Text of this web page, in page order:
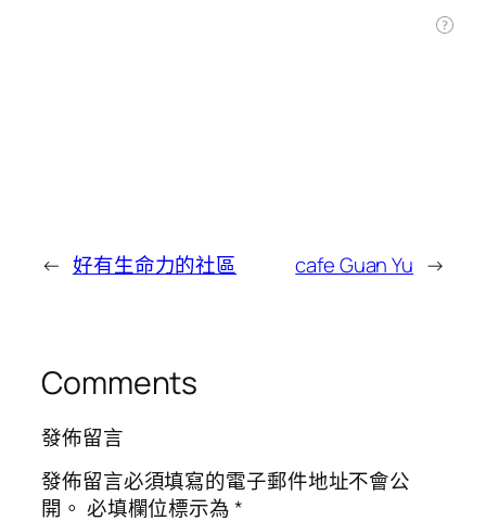
← 好有生命力的社區 cafe Guan Yu →
Comments
發佈留言
發佈留言必須填寫的電子郵件地址不會公
開。 必填欄位標示為*